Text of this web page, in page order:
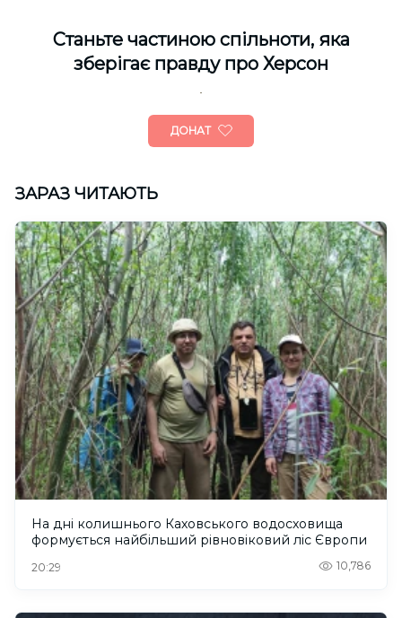
Cтаньте частиною спільноти, яка
зберігає правду про Херсон
ДОНАТ
ЗАРАЗ ЧИТАЮТЬ
На дні колишнього Каховського водосховища
формується найбільший рівновіковий ліс Європи
20:29 10,786